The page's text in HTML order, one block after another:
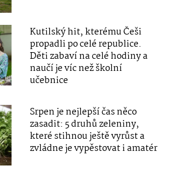
Kutilský hit, kterému Češi
propadli po celé republice.
Děti zabaví na celé hodiny a
naučí je víc než školní
učebnice
Srpen je nejlepší čas něco
zasadit: 5 druhů zeleniny,
které stihnou ještě vyrůst a
zvládne je vypěstovat i amatér